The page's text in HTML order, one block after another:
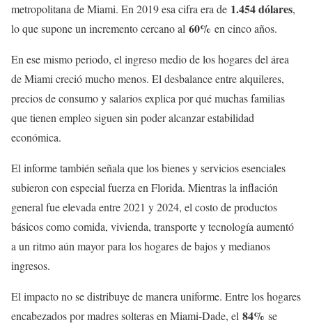
metropolitana de Miami. En 2019 esa cifra era de 1.454 dólares,
lo que supone un incremento cercano al 60% en cinco años.
En ese mismo periodo, el ingreso medio de los hogares del área
de Miami creció mucho menos. El desbalance entre alquileres,
precios de consumo y salarios explica por qué muchas familias
que tienen empleo siguen sin poder alcanzar estabilidad
económica.
El informe también señala que los bienes y servicios esenciales
subieron con especial fuerza en Florida. Mientras la inflación
general fue elevada entre 2021 y 2024, el costo de productos
básicos como comida, vivienda, transporte y tecnología aumentó
a un ritmo aún mayor para los hogares de bajos y medianos
ingresos.
El impacto no se distribuye de manera uniforme. Entre los hogares
encabezados por madres solteras en Miami-Dade, el 84% se